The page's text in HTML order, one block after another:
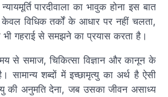
पारदीवाला का भावुक होना इस बात
विधिक तर्कों के आधार पर नहीं चलता,
भी गहराई से समझने का प्रयास करता है।
से समाज, चिकित्सा विज्ञान और कानून के
सामान्य शब्दों में इच्छामृत्यु का अर्थ है ऐसी
की अनुमति देना, जब उसका जीवन असाध्य